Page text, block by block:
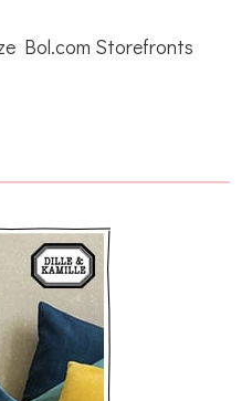
Bol.com Storefronts